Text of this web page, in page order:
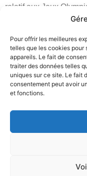
Pour offrir les meilleures
telles que les cookies
appareils. Le fait de
traiter des données telles
uniques sur ce site. Le fait
consentement peut avoir
et fonctions.
relatif aux Jeux
de loi qui avait été
une large partie
notamment
algorithmique, qui
Lire la suite
La faute grave de